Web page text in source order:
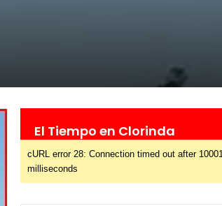
El Tiempo en Clorinda
cURL error 28: Connection timed out after 10001
milliseconds